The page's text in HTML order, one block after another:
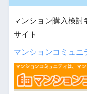
マンション購入検討
サイト
マンションコミュニ